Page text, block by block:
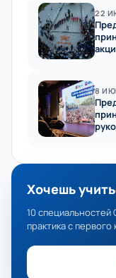
22
8
Хочешь
10
практика с первого